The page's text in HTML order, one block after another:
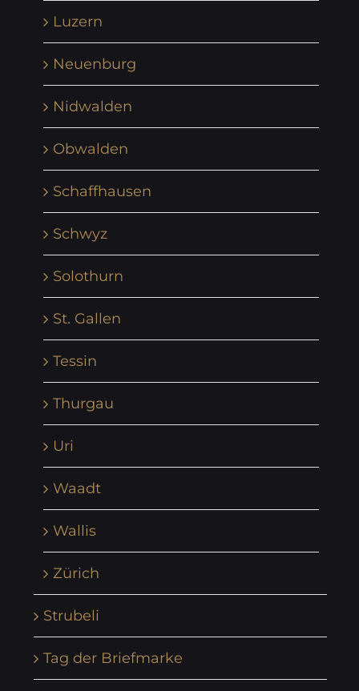
Luzern
Neuenburg
Nidwalden
Obwalden
Schaffhausen
Schwyz
Solothurn
St. Gallen
Tessin
Thurgau
Uri
Waadt
Wallis
Zürich
Strubeli
Tag der Briefmarke